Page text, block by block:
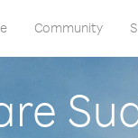
Community